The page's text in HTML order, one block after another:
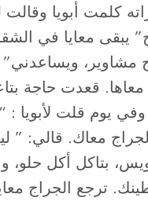
كلمت أبويا وقالت
يبقى معايا في
مشاوير، ويساعدني” .
قعدت حاجة
يوم قلت لأبويا :
معاك. قالي: ”
بتاكل أكل حلو،
ترجع الجراج